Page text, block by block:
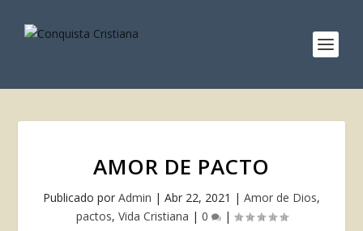
AMOR DE PACTO
Publicado por Admin | Abr 22, 2021 | Amor de Dios,
pactos, Vida Cristiana | 0 |